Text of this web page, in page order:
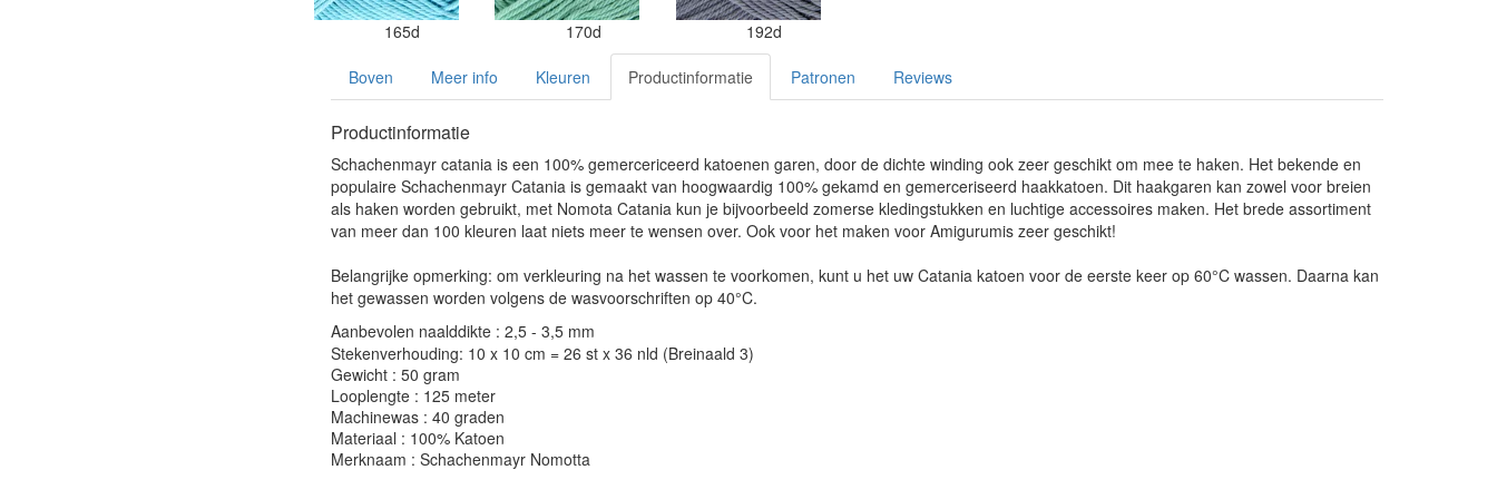
165d 170d 192d
Boven Meer info Kleuren Productinformatie Patronen Reviews
Productinformatie
Schachenmayr catania is een 100% gemercericeerd katoenen garen, door de dichte winding ook zeer geschikt om mee te haken. Het bekende en
populaire Schachenmayr Catania is gemaakt van hoogwaardig 100% gekamd en gemerceriseerd haakkatoen. Dit haakgaren kan zowel voor breien
als haken worden gebruikt, met Nomota Catania kun je bijvoorbeeld zomerse kledingstukken en luchtige accessoires maken. Het brede assortiment
van meer dan 100 kleuren laat niets meer te wensen over. Ook voor het maken voor Amigurumis zeer geschikt!
Belangrijke opmerking: om verkleuring na het wassen te voorkomen, kunt u het uw Catania katoen voor de eerste keer op 60°C wassen. Daarna kan
het gewassen worden volgens de wasvoorschriften op 40°C.
Aanbevolen naalddikte : 2,5 - 3,5 mm
Stekenverhouding: 10 x 10 cm = 26 st x 36 nld (Breinaald 3)
Gewicht : 50 gram
Looplengte : 125 meter
Machinewas : 40 graden
Materiaal : 100% Katoen
Merknaam : Schachenmayr Nomotta